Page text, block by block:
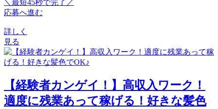
＼最短45秒で完了／
応募へ進む
詳しく
見る
【経験者カンゲイ！】高収入ワーク！
適度に残業あって稼げる！好きな髪色